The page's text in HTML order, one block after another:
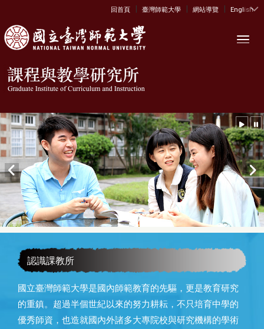
:::
回首頁 | 臺灣師範大學 | 網站導覽 | English
認識課教所
國立臺灣師範大學是國內師範教育的先驅，更是教育研究
的重鎮。超過半個世紀以來的努力耕耘，不只培育中學的
優秀師資，也造就國內外諸多大專院校與研究機構的學術